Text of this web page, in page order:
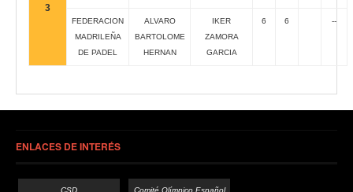
3
FEDERACION
MADRILEÑA
DE PADEL
ALVARO
BARTOLOME
HERNAN
IKER
ZAMORA
GARCIA
6 6 --
ENLACES DE INTERÉS
CSD Comité Olímpico Español